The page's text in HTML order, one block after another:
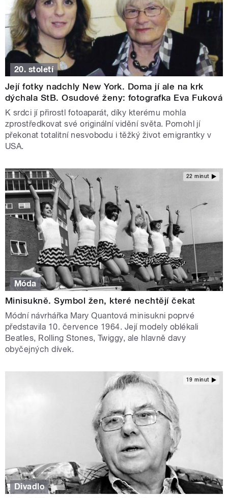
20. století
Její fotky nadchly New York. Doma jí ale na krk
dýchala StB. Osudové ženy: fotografka Eva Fuková
K srdci jí přirostl fotoaparát, díky kterému mohla
zprostředkovat své originální vidění světa. Pomohl jí
překonat totalitní nesvobodu i těžký život emigrantky v
USA.
22 minut
Móda
Minisukně. Symbol žen, které nechtějí čekat
Módní návrhářka Mary Quantová minisukni poprvé
představila 10. července 1964. Její modely oblékali
Beatles, Rolling Stones, Twiggy, ale hlavně davy
obyčejných dívek.
19 minut
Divadlo